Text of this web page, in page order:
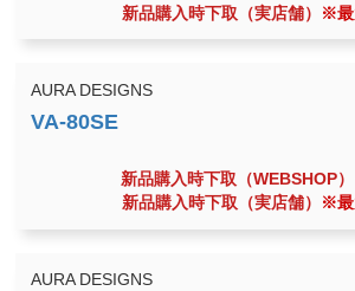
新品購入時下取（実店舗）
※最
AURA DESIGNS
新品購入時下取（WEBSHOP）
新品購入時下取（実店舗）
※最
AURA DESIGNS